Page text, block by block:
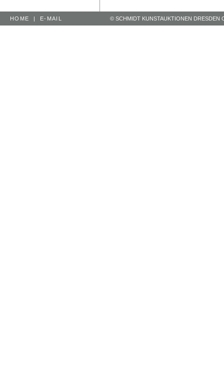
HOME | E-MAIL © SCHMIDT KUNSTAUKTIONEN DRESDEN